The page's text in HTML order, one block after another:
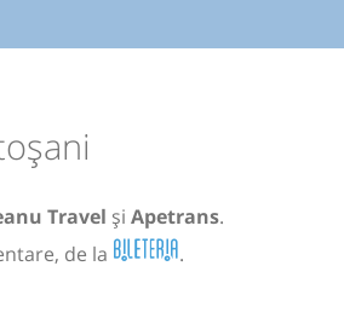
Travel și Apetrans.
de la .